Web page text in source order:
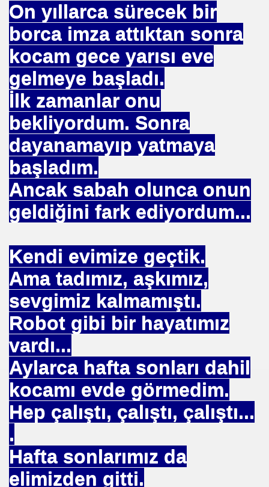
On yıllarca sürecek bir
borca imza attıktan sonra
kocam gece yarısı eve
gelmeye başladı.
İlk zamanlar onu
bekliyordum. Sonra
dayanamayıp yatmaya
başladım.
Ancak sabah olunca onun
geldiğini fark ediyordum...
Kendi evimize geçtik.
Ama tadımız, aşkımız,
sevgimiz kalmamıştı.
Robot gibi bir hayatımız
vardı...
Aylarca hafta sonları dahil
kocamı evde görmedim.
Hep çalıştı, çalıştı, çalıştı...
.
Hafta sonlarımız da
elimizden gitti.
Varmı?-WARREN BUFFET.
REZERV SİSTEMİ-Prof.M.GÜNDOĞAN.
Birliği
FRANSA
SEN
.Dr.Hamdi KALYONCU
LÜTFÜ OFLAZ
21NCİ YY.Cuma da Halife adına Hutbe Okunan Ülkeler